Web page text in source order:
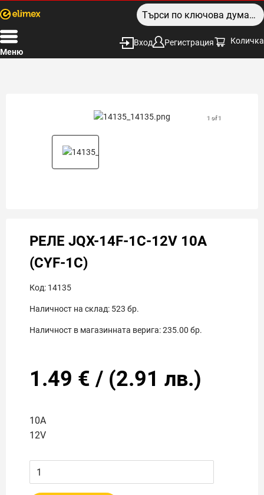
Меню
Вход Регистрация Количка
1 of 1
РЕЛЕ JQX-14F-1C-12V 10A
(CYF-1C)
Код: 14135
Наличност на склад: 523 бр.
Наличност в магазинната верига:235.00 бр.
1.49 € / (2.91 лв.)
10А
12V